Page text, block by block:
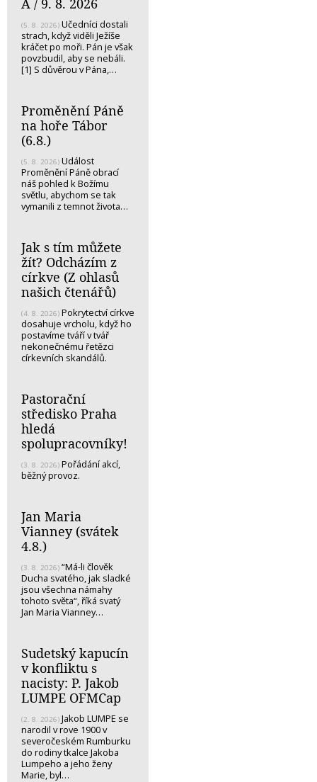
A / 9. 8. 2026
(5. 8. 2026) Učedníci dostali
strach, když viděli Ježíše
kráčet po moři. Pán je však
povzbudil, aby se nebáli.
[1] S důvěrou v Pána,…
Proměnění Páně
na hoře Tábor
(6.8.)
(5. 8. 2026) Událost
Proměnění Páně obrací
náš pohled k Božímu
světlu, abychom se tak
vymanili z temnot života…
Jak s tím můžete
žít? Odcházím z
církve (Z ohlasů
našich čtenářů)
(4. 8. 2026) Pokrytectví církve
dosahuje vrcholu, když ho
postavíme tváří v tvář
nekonečnému řetězci
církevních skandálů.
Pastorační
středisko Praha
hledá
spolupracovníky!
(3. 8. 2026) Pořádání akcí,
běžný provoz.
Jan Maria
Vianney (svátek
4.8.)
(3. 8. 2026) “Má-li člověk
Ducha svatého, jak sladké
jsou všechna námahy
tohoto světa“, říká svatý
Jan Maria Vianney…
Sudetský kapucín
v konfliktu s
nacisty: P. Jakob
LUMPE OFMCap
(2. 8. 2026) Jakob LUMPE se
narodil v rove 1900 v
severočeském Rumburku
do rodiny tkalce Jakoba
Lumpeho a jeho ženy
Marie, byl…